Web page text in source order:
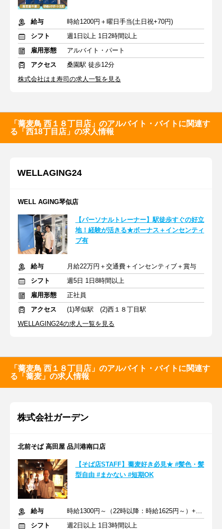
給与
時給1200円＋曜日手当(土日祝+70円)
シフト
週1日以上 1日2時間以上
雇用形態
アルバイト・パート
アクセス
桑園駅 徒歩12分
株式会社はま寿司の求人一覧を見る
「蕎麦鳥 西１８丁目店」のアルバイト・バイトに関連す
る「西18丁目店」の求人情報
WELLAGING24
WELL AGING琴似店
【パーソナルトレーナー】駅徒歩すぐの好立
地！経験が活きる★ボーナス＋インセンティ
ブ有
給与
月給22万円＋交通費＋インセンティブ＋賞与
シフト
週5日 1日8時間以上
雇用形態
正社員
アクセス
(1)琴似駅 (2)西１８丁目駅
WELLAGING24の求人一覧を見る
「蕎麦鳥 西１８丁目店」のアルバイト・バイトに関連す
る「蕎麦」の求人情報
株式会社ガーデン
北前そば 高田屋 品川港南口店
【そば店STAFF】蕎麦好き必見★ #髪色・髪
型自由 #まかない #短期OK
給与
時給1300円～（22時以降：時給1625円～）+交通費
シフト
週2日以上 1日3時間以上